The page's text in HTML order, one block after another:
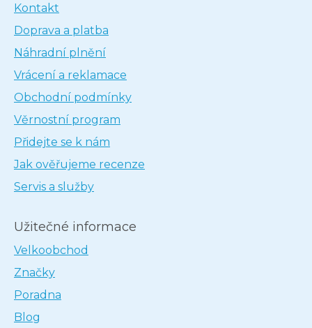
Kontakt
Doprava a platba
Náhradní plnění
Vrácení a reklamace
Obchodní podmínky
Věrnostní program
Přidejte se k nám
Jak ověřujeme recenze
Servis a služby
Užitečné informace
Velkoobchod
Značky
Poradna
Blog